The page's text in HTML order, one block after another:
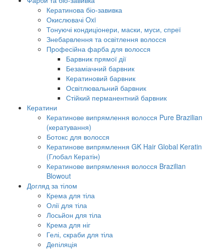
Кератинова біо-завивка
Окислювачі Oxi
Тонуючі кондиціонери, маски, муси, спреї
Знебарвлення та освітлення волосся
Професійна фарба для волосся
Барвник прямої дії
Безаміачний барвник
Кератиновий барвник
Освітлювальний барвник
Стійкий перманентний барвник
Кератини
Кератинове випрямлення волосся Pure Brazilian
(кератування)
Ботокс для волосся
Кератинове випрямлення GK Hair Global Keratin
(Глобал Кератін)
Кератинове випрямлення волосся Brazilian
Blowout
Догляд за тілом
Крема для тіла
Олії для тіла
Лосьйон для тіла
Крема для ніг
Гелі, скраби для тіла
Депіляція